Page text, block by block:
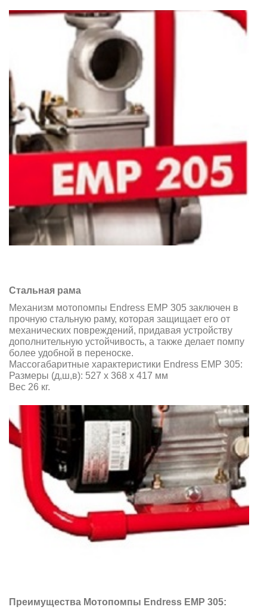
Стальная рама
Механизм мотопомпы Endress EMP 305 заключен в
прочную стальную раму, которая защищает его от
механических повреждений, придавая устройству
дополнительную устойчивость, а также делает помпу
более удобной в переноске.
Массогабаритные характеристики Endress EMP 305:
Размеры (д,ш,в): 527 x 368 x 417 мм
Вес 26 кг.
Преимущества Мотопомпы Endress EMP 305: